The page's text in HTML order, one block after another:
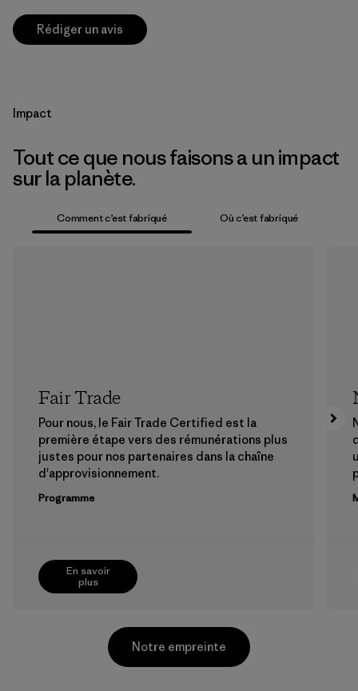
Rédiger un avis
Impact
Tout ce que nous faisons a un impact
sur la planète.
Comment c’est fabriqué Où c’est fabriqué
En savoir
plus
Fair Trade
Pour nous, le Fair Trade Certified est la
première étape vers des rémunérations plus
justes pour nos partenaires dans la chaîne
d'approvisionnement.
Programme
Notre empreinte